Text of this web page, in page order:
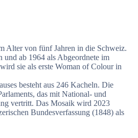
Alter von fünf Jahren in die Schweiz.
ab 1964 als Abgeordnete im
sie als erste Woman of Colour in
besteht aus 246 Kacheln. Die
das mit National- und
vertritt. Das Mosaik wird 2023
Bundesverfassung (1848) als